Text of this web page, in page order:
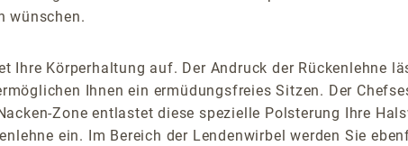
wünschen.
Körperhaltung auf. Der Andruck der Rückenlehne
Ihnen ein ermüdungsfreies Sitzen. Der
Zone entlastet diese spezielle Polsterung Ihre
ein. Im Bereich der Lendenwirbel werden Sie